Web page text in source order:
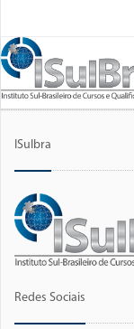
ISulbra
Redes Sociais